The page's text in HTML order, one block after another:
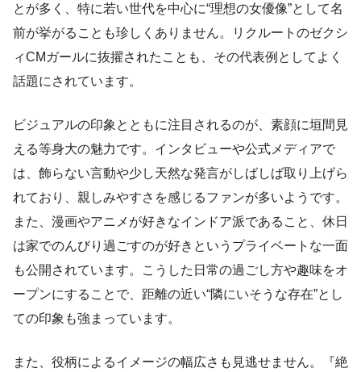
とが多く、特に若い世代を中心に“理想の女優像”として名
前が挙がることも珍しくありません。リクルートのゼクシ
ィCMガールに抜擢されたことも、その代表例としてよく
話題にされています。
ビジュアルの印象とともに注目されるのが、素顔に垣間見
える等身大の魅力です。インタビューや公式メディアで
は、飾らない言動や少し天然な発言がしばしば取り上げら
れており、親しみやすさを感じるファンが多いようです。
また、漫画やアニメが好きなインドア派であること、休日
は家でのんびり過ごすのが好きというプライベートな一面
も公開されています。こうした日常の過ごし方や趣味をオ
ープンにすることで、距離の近い“隣にいそうな存在”とし
ての印象も強まっています。
また、役柄によるイメージの幅広さも見逃せません。『絶